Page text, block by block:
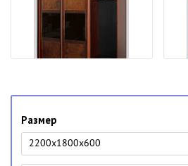
Размер
2200x1800x600